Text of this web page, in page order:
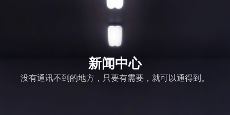
新闻中心
没有通讯不到的地方，只要有需要，就可以通得到。